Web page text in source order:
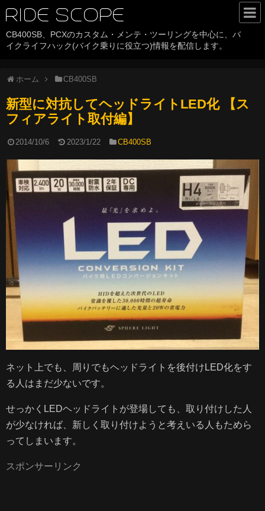
RIDE SCOPE
CB400SB、PCXのカスタム・メンテ・ツーリングを中心に、バ
イクライフハック(バイク乗りに役立つ)情報を配信します。
ホーム CB400SB
新型に対抗してヘッドライトLED化 【ス
フィアライト取付編】
2014/10/6 2023/1/22 CB400SB
ネット上でも、周りでもヘッドライトを後付けLED化をす
る人はまだ少ないです。
せっかくLEDヘッドライトが登場しても、取り付けした人
が少なければ、新しく取り付けようと考えいる人もためら
ってしまいます。
スポンサーリンク
HOME
CB400SB
PCX
バイクパーツ
サイトについて
about RIDE SCOPE
サイトマップ
プライバシーポリシー